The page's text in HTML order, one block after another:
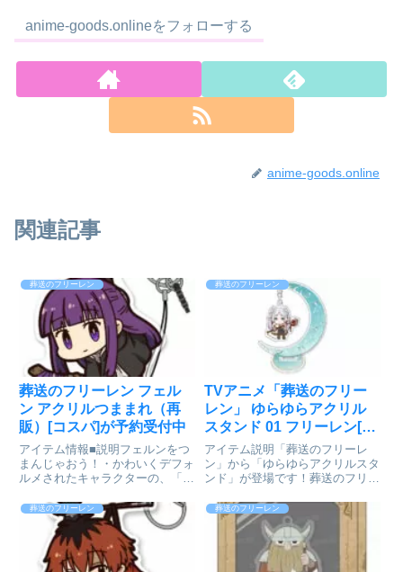
anime-goods.onlineをフォローする
anime-goods.online
関連記事
葬送のフリーレン
葬送のフリーレン フェル
ン アクリルつままれ（再
販）[コスパ]が予約受付中
アイテム情報■説明フェルンをつ
まんじゃおう！・かわいくデフォ
ルメされたキャラクターの、「つ
しい、アクリル製つままれ。・指
で持つ事で、お気に入りのキャラ
クターがあなたにつままれている
ように見えるユニークなデザイ
ン...
葬送のフリーレン
TVアニメ「葬送のフリー
レン」 ゆらゆらアクリル
スタンド 01 フリーレン[カ
ナリア]が予約受付開始
アイテム説明「葬送のフリーレ
ン」から「ゆらゆらアクリルスタ
ンド」が登場です！葬送のフリー
1 フリーレン© 山田鐘人・アベツ
カサ/小学館colleizeで探す
葬送のフリーレン 葬送のフリーレン